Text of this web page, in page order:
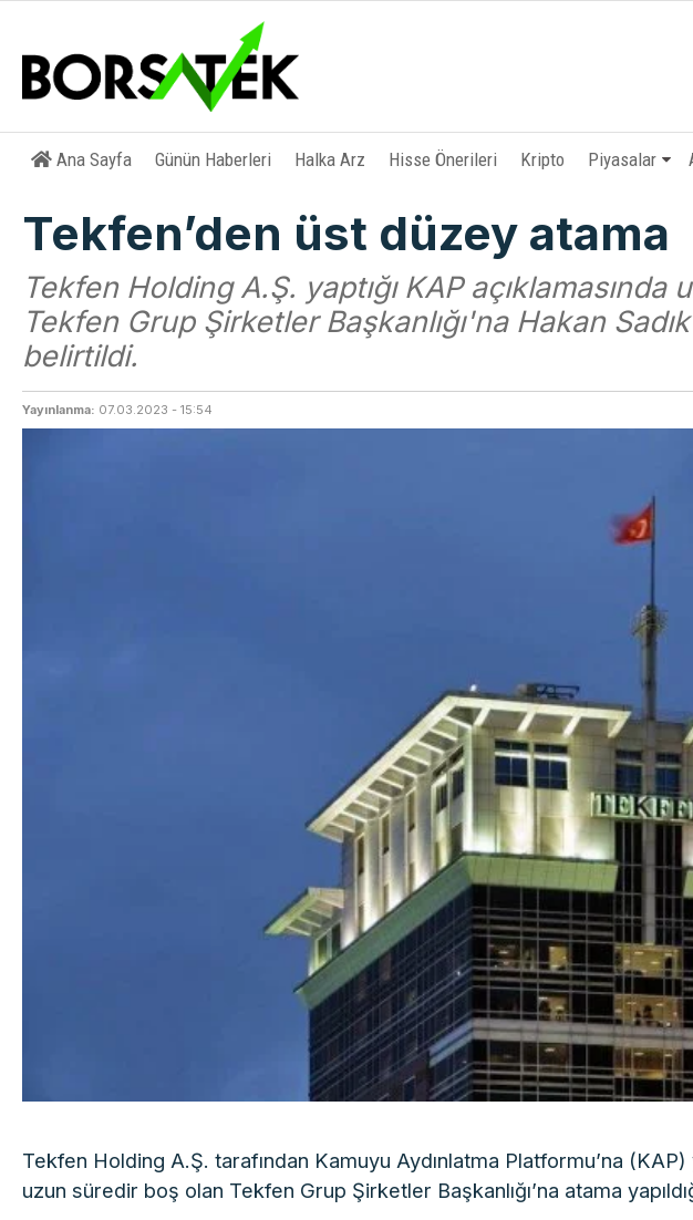
Ana Sayfa Günün Haberleri Halka Arz Hisse Önerileri Kripto Piyasalar
Tekfen’den üst düzey atama
Tekfen Holding A.Ş. yaptığı KAP
Tekfen Grup Şirketler Başkanlığı'na Hakan Sadık
belirtildi.
Yayınlanma: 07.03.2023 - 15:54
Tekfen Holding A.Ş. tarafından Kamuyu Aydınlatma Platformu’na
uzun süredir boş olan Tekfen Grup Şirketler Başkanlığı’na atama